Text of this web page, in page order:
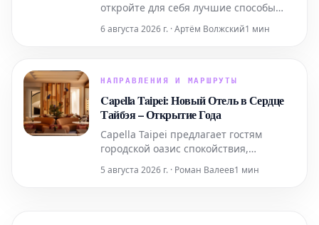
откройте для себя лучшие способы
временных специальных
для учителей и военнослужащих.
6 августа 2026 г. · Артём Волжский1 мин
НАПРАВЛЕНИЯ И МАРШРУТЫ
Capella Taipei: Новый Отель в Сердце
Тайбэя – Открытие Года
Capella Taipei предлагает гостям
городской оазис спокойствия,
насыщенную жизнь города. Это место,
5 августа 2026 г. · Роман Валеев1 мин